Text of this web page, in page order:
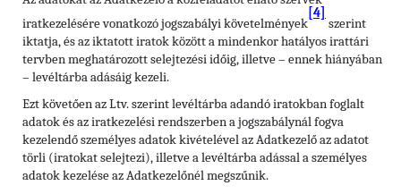
iratkezelésére vonatkozó jogszabályi követelmények
[4]
szerint
iktatja, és az iktatott iratok között a mindenkor hatályos irattári
tervben meghatározott selejtezési időig, illetve – ennek hiányában
– levéltárba adásáig kezeli.
Ezt követően az Ltv. szerint levéltárba adandó iratokban foglalt
adatok és az iratkezelési rendszerben a jogszabálynál fogva
kezelendő személyes adatok kivételével az Adatkezelő az adatot
törli (iratokat selejtezi), illetve a levéltárba adással a személyes
adatok kezelése az Adatkezelőnél megszűnik.